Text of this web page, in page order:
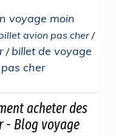
voyage moin
avion pas cher /
/ billet de voyage
cher
acheter des
- Blog voyage